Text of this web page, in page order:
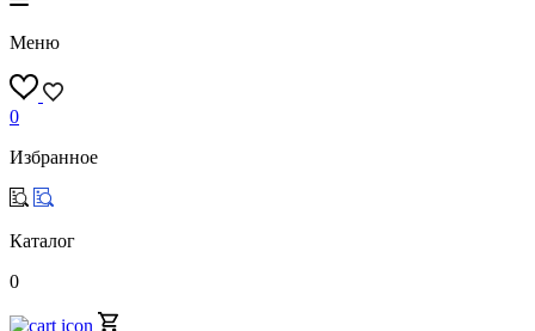
Меню
0
Избранное
Каталог
0